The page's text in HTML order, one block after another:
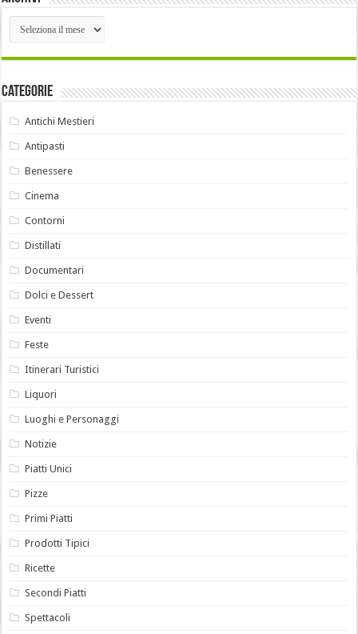
Archivi
Categorie
Antichi Mestieri
Antipasti
Benessere
Cinema
Contorni
Distillati
Documentari
Dolci e Dessert
Eventi
Feste
Itinerari Turistici
Liquori
Luoghi e Personaggi
Notizie
Piatti Unici
Pizze
Primi Piatti
Prodotti Tipici
Ricette
Secondi Piatti
Spettacoli